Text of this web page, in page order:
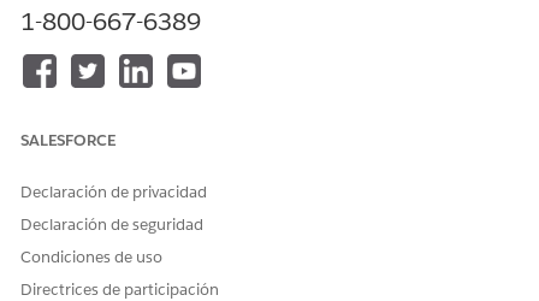
Omniscripts.
¡Háganos saber cómo podemos mejorar!
1-800-667-6389
SALESFORCE
Declaración de privacidad
Declaración de seguridad
Condiciones de uso
Directrices de participación